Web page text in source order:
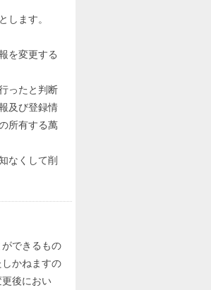
します。
を変更する
ったと判断
及び登録情
所有する萬
なくして削
できるもの
かねますの
後におい